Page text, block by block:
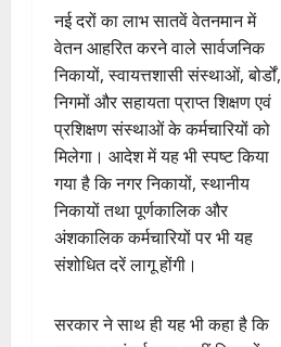
नई दरों का लाभ सातवें वेतनमान में
वेतन आहरित करने वाले सार्वजनिक
निकायों, स्वायत्तशासी संस्थाओं, बोर्डों,
निगमों और सहायता प्राप्त शिक्षण एवं
प्रशिक्षण संस्थाओं के कर्मचारियों को
मिलेगा। आदेश में यह भी स्पष्ट किया
गया है कि नगर निकायों, स्थानीय
निकायों तथा पूर्णकालिक और
अंशकालिक कर्मचारियों पर भी यह
संशोधित दरें लागू होंगी।
सरकार ने साथ ही यह भी कहा है कि